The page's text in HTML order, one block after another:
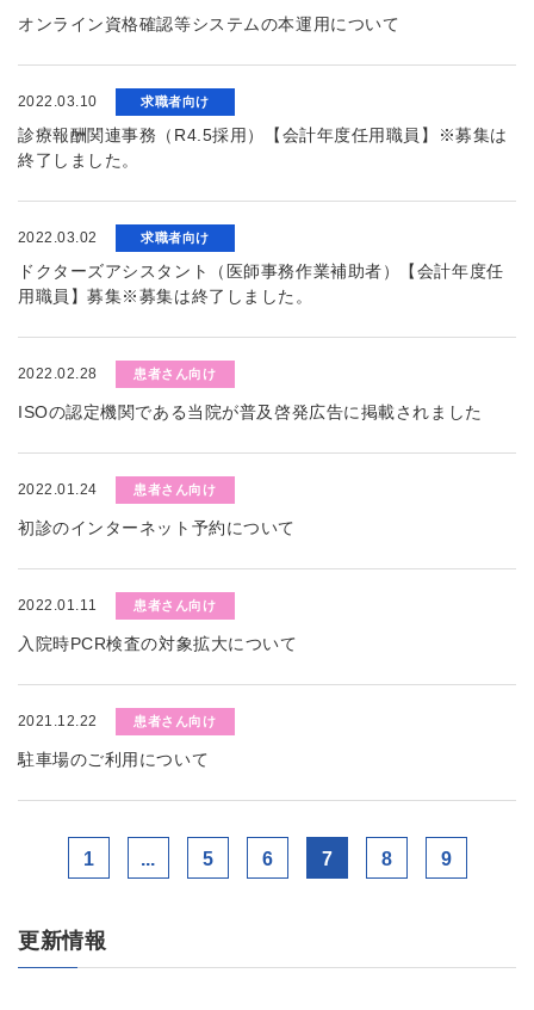
オンライン資格確認等システムの本運用について
2022.03.10 求職者向け
診療報酬関連事務（R4.5採用）【会計年度任用職員】※募集は
終了しました。
2022.03.02 求職者向け
ドクターズアシスタント（医師事務作業補助者）【会計年度任
用職員】募集※募集は終了しました。
2022.02.28 患者さん向け
ISOの認定機関である当院が普及啓発広告に掲載されました
2022.01.24 患者さん向け
初診のインターネット予約について
2022.01.11 患者さん向け
入院時PCR検査の対象拡大について
2021.12.22 患者さん向け
駐車場のご利用について
1 ... 5 6 7 8 9
更新情報